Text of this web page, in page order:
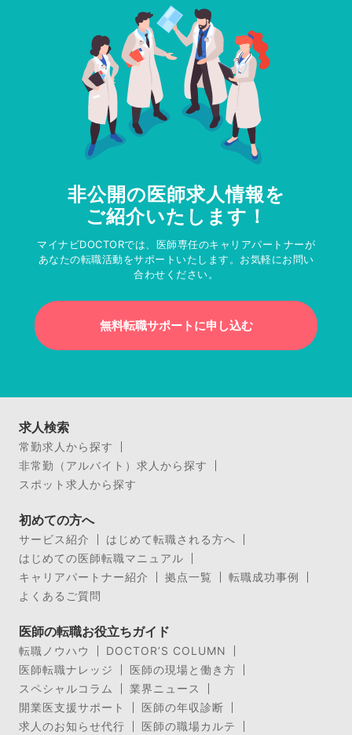
非公開の医師求人情報を
ご紹介いたします！
マイナビDOCTORでは、医師専任のキャリアパートナーが
あなたの転職活動をサポートいたします。お気軽にお問い
合わせください。
無料転職サポートに申し込む
求人検索
常勤求人から探す
非常勤（アルバイト）求人から探す
スポット求人から探す
初めての方へ
サービス紹介
はじめて転職される方へ
はじめての医師転職マニュアル
キャリアパートナー紹介
拠点一覧
転職成功事例
よくあるご質問
医師の転職お役立ちガイド
転職ノウハウ
DOCTOR’S COLUMN
医師転職ナレッジ
医師の現場と働き方
スペシャルコラム
業界ニュース
開業医支援サポート
医師の年収診断
求人のお知らせ代行
医師の職場カルテ